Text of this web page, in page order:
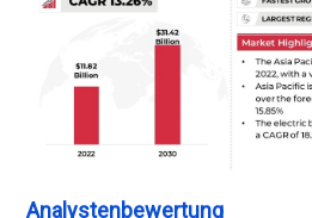
Analystenbewertung